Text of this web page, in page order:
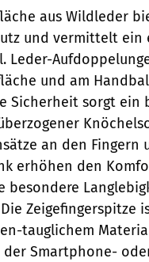
aus Wildleder
und vermittelt ein
Leder-
und am
Sicherheit sorgt ein
an den Fingern
erhöhen den
besondere
Zeigefingerspitze
tauglichem
der Smartphone-